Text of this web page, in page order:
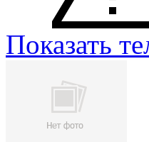
Показать